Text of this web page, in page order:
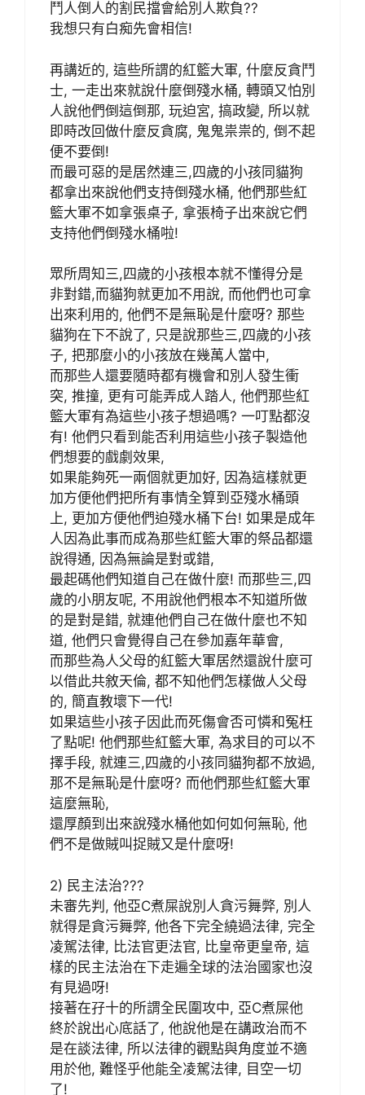
鬥人倒人的割民擋會給別人欺負??
我想只有白痴先會相信!
再講近的, 這些所謂的紅籃大軍, 什麼反貪鬥
士, 一走出來就說什麼倒殘水桶, 轉頭又怕別
人說他們倒這倒那, 玩迫宮, 搞政變, 所以就
即時改回做什麼反貪腐, 鬼鬼祟祟的, 倒不起
便不要倒!
而最可惡的是居然連三,四歲的小孩同貓狗
都拿出來說他們支持倒殘水桶, 他們那些紅
籃大軍不如拿張桌子, 拿張椅子出來說它們
支持他們倒殘水桶啦!
眾所周知三,四歲的小孩根本就不懂得分是
非對錯,而貓狗就更加不用說, 而他們也可拿
出來利用的, 他們不是無恥是什麼呀? 那些
貓狗在下不說了, 只是說那些三,四歲的小孩
子, 把那麼小的小孩放在幾萬人當中,
而那些人還要隨時都有機會和別人發生衝
突, 推撞, 更有可能弄成人踏人, 他們那些紅
籃大軍有為這些小孩子想過嗎? 一叮點都沒
有! 他們只看到能否利用這些小孩子製造他
們想要的戲劇效果,
如果能夠死一兩個就更加好, 因為這樣就更
加方便他們把所有事情全算到亞殘水桶頭
上, 更加方便他們迫殘水桶下台! 如果是成年
人因為此事而成為那些紅籃大軍的祭品都還
說得通, 因為無論是對或錯,
最起碼他們知道自己在做什麼! 而那些三,四
歲的小朋友呢, 不用說他們根本不知道所做
的是對是錯, 就連他們自己在做什麼也不知
道, 他們只會覺得自己在參加嘉年華會,
而那些為人父母的紅籃大軍居然還說什麼可
以借此共敘天倫, 都不知他們怎樣做人父母
的, 簡直教壞下一代!
如果這些小孩子因此而死傷會否可憐和冤枉
了點呢! 他們那些紅籃大軍, 為求目的可以不
擇手段, 就連三,四歲的小孩同貓狗都不放過,
那不是無恥是什麼呀? 而他們那些紅籃大軍
這麼無恥,
還厚顏到出來說殘水桶他如何如何無恥, 他
們不是做賊叫捉賊又是什麼呀!
2) 民主法治???
未審先判, 他亞C煮屎說別人貪污舞弊, 別人
就得是貪污舞弊, 他各下完全繞過法律, 完全
凌駕法律, 比法官更法官, 比皇帝更皇帝, 這
樣的民主法治在下走遍全球的法治國家也沒
有見過呀!
接著在孖十的所謂全民圍攻中, 亞C煮屎他
終於說出心底話了, 他說他是在講政治而不
是在談法律, 所以法律的觀點與角度並不適
用於他, 難怪乎他能全凌駕法律, 目空一切
了!